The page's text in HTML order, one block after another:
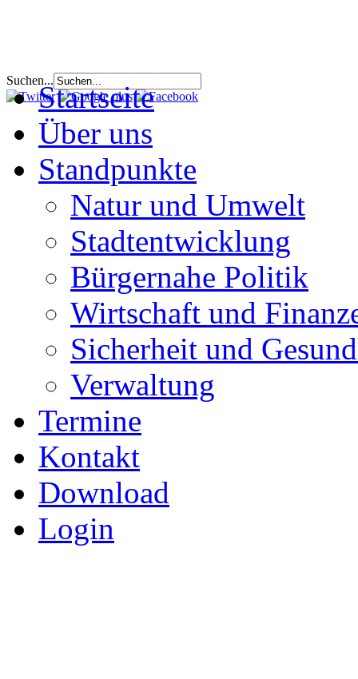
Suchen...Startseite
Über uns
Standpunkte
Natur und Umwelt
Stadtentwicklung
Bürgernahe Politik
Wirtschaft und
Sicherheit und
Verwaltung
Termine
Kontakt
Download
Login